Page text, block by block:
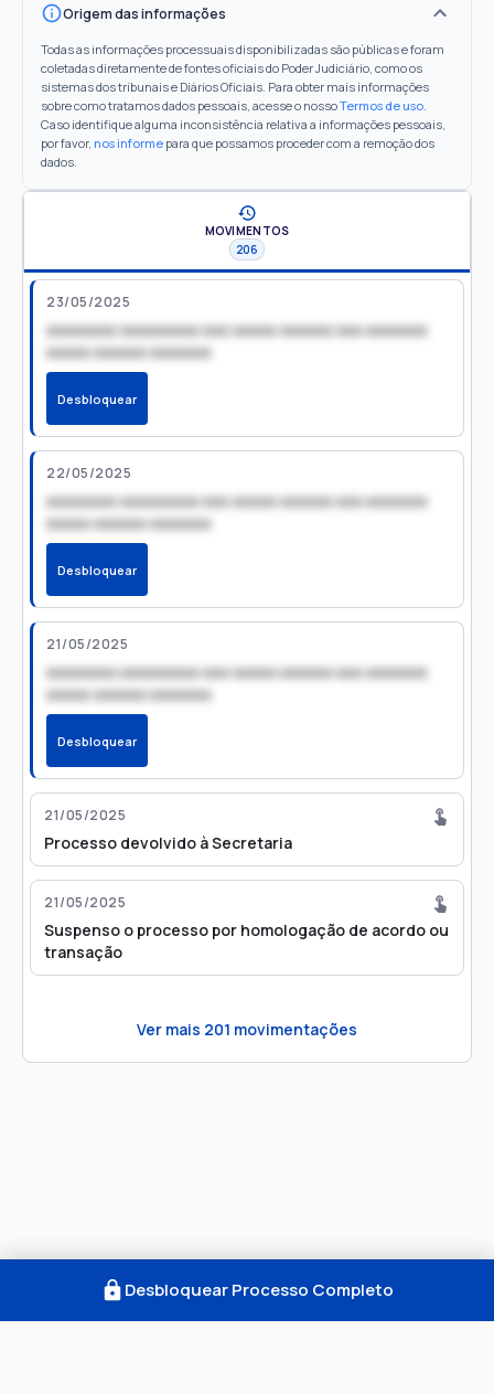
Origem das informações
Todas as informações processuais disponibilizadas são públicas e foram
coletadas diretamente de fontes oficiais do Poder Judiciário, como os
sistemas dos tribunais e Diários Oficiais. Para obter mais informações
sobre como tratamos dados pessoais, acesse o nossoTermos de uso.
Caso identifique alguma inconsistência relativa a informações pessoais,
por favor, nos informe para que possamos proceder com a remoção dos
dados.
MOVIMENTOS
206
23/05/2025
xxxxxxxx xxxxxxxxx xxx xxxxx xxxxxx xxx xxxxxxx
xxxxx xxxxxx xxxxxxx
Desbloquear
22/05/2025
xxxxxxxx xxxxxxxxx xxx xxxxx xxxxxx xxx xxxxxxx
xxxxx xxxxxx xxxxxxx
Desbloquear
21/05/2025
xxxxxxxx xxxxxxxxx xxx xxxxx xxxxxx xxx xxxxxxx
xxxxx xxxxxx xxxxxxx
Desbloquear
21/05/2025
Processo devolvido à Secretaria
21/05/2025
Suspenso o processo por homologação de acordo ou
transação
Ver mais 201 movimentações
Desbloquear Processo Completo